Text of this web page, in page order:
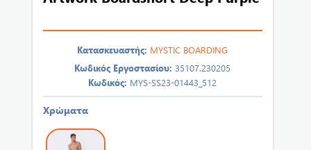
Κατασκευαστής: MYSTIC BOARDING
Κωδικός Εργοστασίου: 35107.230205
Κωδικός: MYS-SS23-01443_512
Χρώματα